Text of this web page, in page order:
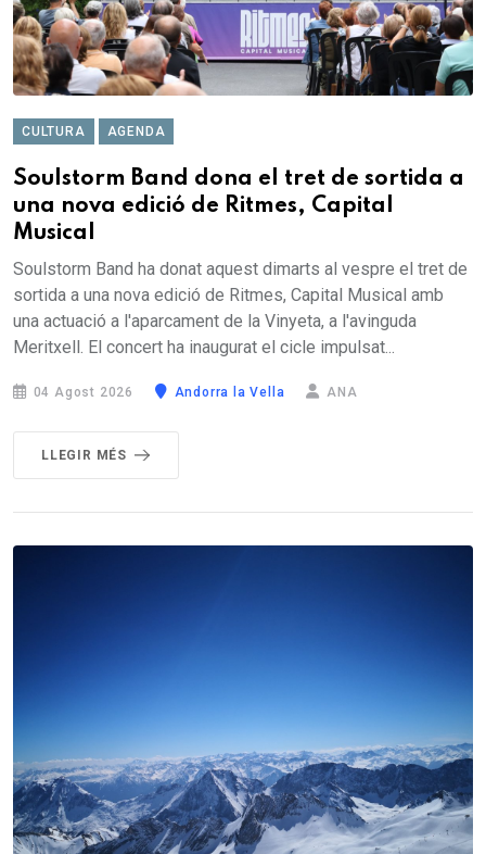
CULTURA AGENDA
Soulstorm Band dona el tret de sortida a
una nova edició de Ritmes, Capital
Musical
Soulstorm Band ha donat aquest dimarts al vespre el tret de
sortida a una nova edició de Ritmes, Capital Musical amb
una actuació a l'aparcament de la Vinyeta, a l'avinguda
Meritxell. El concert ha inaugurat el cicle impulsat...
04 Agost 2026 Andorra la Vella ANA
LLEGIR MÉS